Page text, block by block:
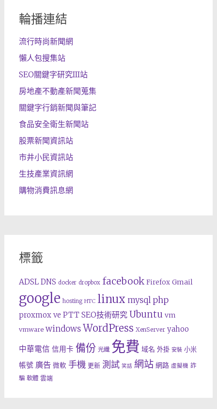
輪播連結
流行時尚新聞網
懶人包搜集站
SEO關鍵字研究III站
房地產不動產新聞蒐集
關鍵字行銷新聞與筆記
食品安全衛生新聞站
股票新聞資訊站
市井小民資訊站
生技產業資訊網
購物消費訊息網
標籤
ADSL DNS docker dropbox facebook Firefox Gmail
google hosting HTC linux mysql php
proxmox ve PTT SEO技術研究 Ubuntu vm
vmware windows WordPress XenServer yahoo
中華電信 信用卡 備份 光纖 免費 域名 外掛 安裝 小米
帳號 廣告 微軟 手機 更新 測試 笑話 網站 網路 虛擬機 詐
騙 軟體 雲端